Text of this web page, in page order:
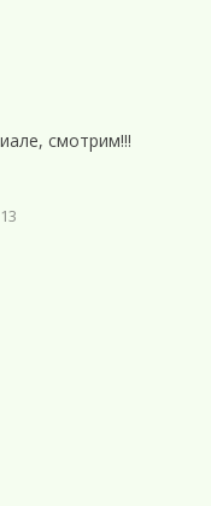
смотрим!!!